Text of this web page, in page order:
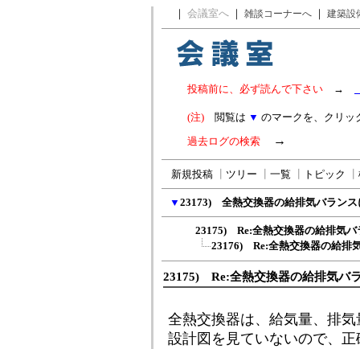
｜ 会議室へ ｜ 雑談コーナーへ ｜ 建築設
投稿前に、必ず読んで下さい →
(注) 閲覧は ▼ のマークを、クリッ
過去ログの検索 →
新規投稿 ツリー 一覧 トピック
▼ 23173) 全熱交換器の給排気バランス
23175) Re:全熱交換器の給排気バ
23176) Re:全熱交換器の給排
23175) Re:全熱交換器の給排気バ
全熱交換器は、給気量、排
設計図を見ていないので、